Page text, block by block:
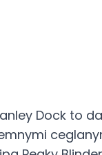
Dock to